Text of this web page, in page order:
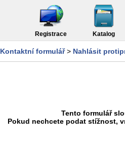
Registrace Katalog
Kontaktní formulář> Nahlásit
Tento formulář
Pokud nechcete podat stížnost,